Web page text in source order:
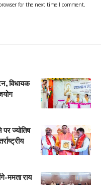
for the next time I comment.
विधायक
ज्योतिष
ममता राय